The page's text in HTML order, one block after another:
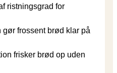
ristningsgrad for
frossent brød klar på
frisker brød op uden